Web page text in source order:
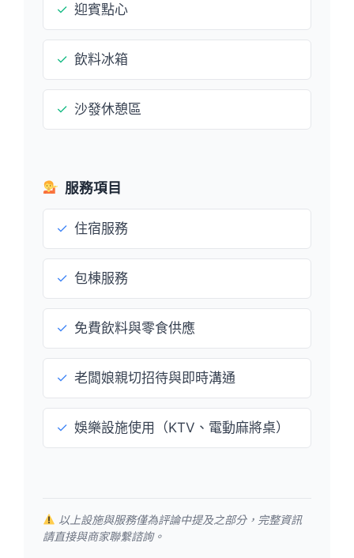
✓ 迎賓點心
✓ 飲料冰箱
✓ 沙發休憩區
服務項目
✓ 住宿服務
✓ 包棟服務
✓ 免費飲料與零食供應
✓ 老闆娘親切招待與即時溝通
✓ 娛樂設施使用（KTV、電動麻將桌）
以上設施與服務僅為評論中提及之部分，完整資訊
請直接與商家聯繫諮詢。